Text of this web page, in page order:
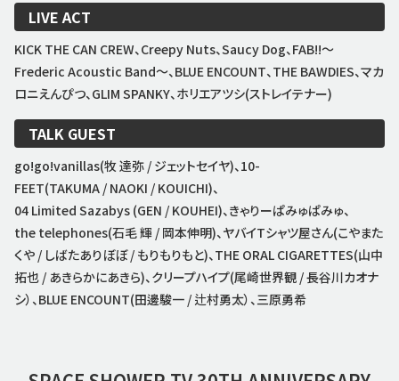
LIVE ACT
KICK THE CAN CREW、Creepy Nuts、Saucy Dog、FAB!!〜
Frederic Acoustic Band〜、BLUE ENCOUNT、THE BAWDIES、マカ
ロニえんぴつ、GLIM SPANKY、ホリエアツシ(ストレイテナー)
TALK GUEST
go!go!vanillas(牧 達弥 / ジェットセイヤ)、10-
FEET(TAKUMA / NAOKI / KOUICHI)、
04 Limited Sazabys (GEN / KOUHEI)、きゃりーぱみゅぱみゅ、
the telephones(石毛 輝 / 岡本伸明)、ヤバイTシャツ屋さん(こやまた
くや / しばたありぼぼ / もりもりもと)、THE ORAL CIGARETTES(山中
拓也 / あきらかにあきら)、クリープハイプ(尾崎世界観 / 長谷川カオナ
シ）、BLUE ENCOUNT(田邊駿一 / 辻村勇太）、三原勇希